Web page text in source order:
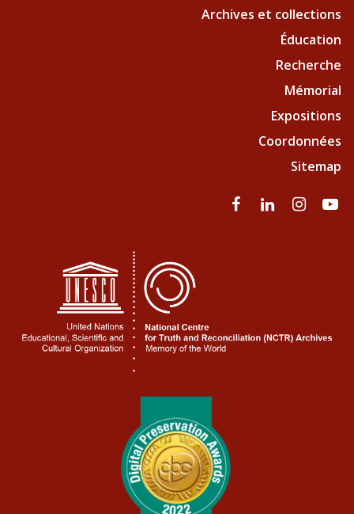
Archives et collections
Éducation
Recherche
Mémorial
Expositions
Coordonnées
Sitemap